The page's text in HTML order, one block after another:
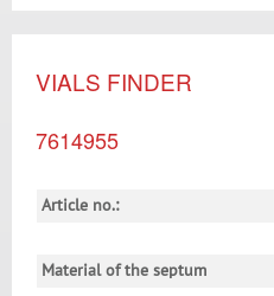
VIALS FINDER
7614955
Article no.:
Material of the septum